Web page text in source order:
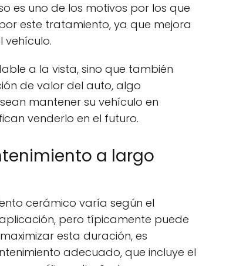
es uno de los motivos por los que
este tratamiento, ya que mejora
vehículo.
a la vista, sino que también
de valor del auto, algo
mantener su vehículo en
venderlo en el futuro.
a largo
cerámico varía según el
pero típicamente puede
esta duración, es
adecuado, que incluye el